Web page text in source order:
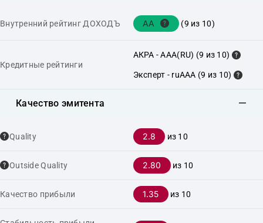
Внутренний рейтинг ДОХОДЪ AA (9 из 10)
Кредитные рейтинги
АКРА - AAA(RU) (9 из 10)
Эксперт - ruAAA (9 из 10)
Качество эмитента
Quality 2.8 из 10
Outside Quality 2.80 из 10
Качество прибыли 1.35 из 10